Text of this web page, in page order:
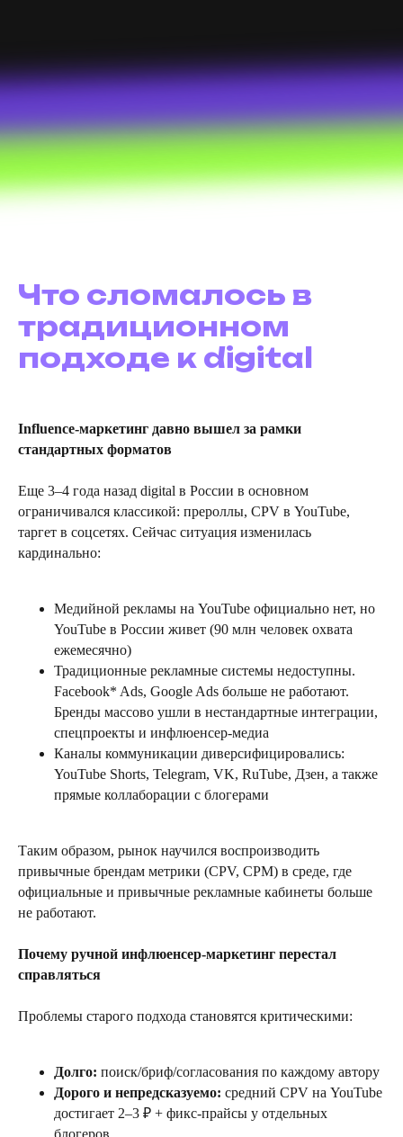
Что сломалось в
традиционном
подходе к digital
Influence-маркетинг давно вышел за рамки
стандартных форматов
Еще 3–4 года назад digital в России в основном
ограничивался классикой: прероллы, CPV в YouTube,
таргет в соцсетях. Сейчас ситуация изменилась
кардинально:
Медийной рекламы на YouTube официально нет, но
YouTube в России живет (90 млн человек охвата
ежемесячно)
Традиционные рекламные системы недоступны.
Facebook* Ads, Google Ads больше не работают.
Бренды массово ушли в нестандартные интеграции,
спецпроекты и инфлюенсер-медиа
Каналы коммуникации диверсифицировались:
YouTube Shorts, Telegram, VK, RuTube, Дзен, а также
прямые коллаборации с блогерами
Таким образом, рынок научился воспроизводить
привычные брендам метрики (CPV, CPM) в среде, где
официальные и привычные рекламные кабинеты больше
не работают.
Почему ручной инфлюенсер-маркетинг перестал
справляться
Проблемы старого подхода становятся критическими:
Долго: поиск/бриф/согласования по каждому автору
Дорого и непредсказуемо: средний CPV на YouTube
достигает 2–3 ₽ + фикс-прайсы у отдельных
блогеров